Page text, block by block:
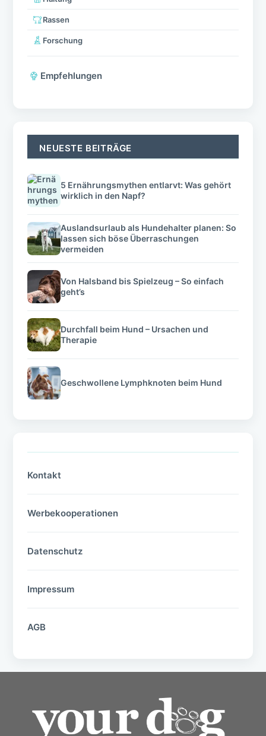
Rassen
Forschung
Empfehlungen
NEUESTE BEITRÄGE
5 Ernährungsmythen entlarvt: Was gehört
wirklich in den Napf?
Auslandsurlaub als Hundehalter planen: So
lassen sich böse Überraschungen
vermeiden
Von Halsband bis Spielzeug – So einfach
geht’s
Durchfall beim Hund – Ursachen und
Therapie
Geschwollene Lymphknoten beim Hund
Kontakt
Werbekooperationen
Datenschutz
Impressum
AGB